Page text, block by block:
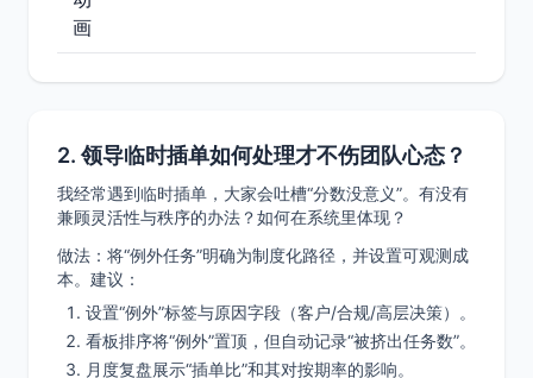
画
2. 领导临时插单如何处理才不伤团队心态？
我经常遇到临时插单，大家会吐槽“分数没意义”。有没有
兼顾灵活性与秩序的办法？如何在系统里体现？
做法：将“例外任务”明确为制度化路径，并设置可观测成
本。建议：
设置“例外”标签与原因字段（客户/合规/高层决策）。
看板排序将“例外”置顶，但自动记录“被挤出任务数”。
月度复盘展示“插单比”和其对按期率的影响。